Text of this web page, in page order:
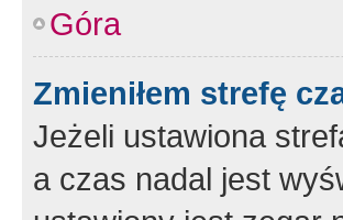
Góra
Zmieniłem strefę
Jeżeli ustawiona
a czas nadal jest